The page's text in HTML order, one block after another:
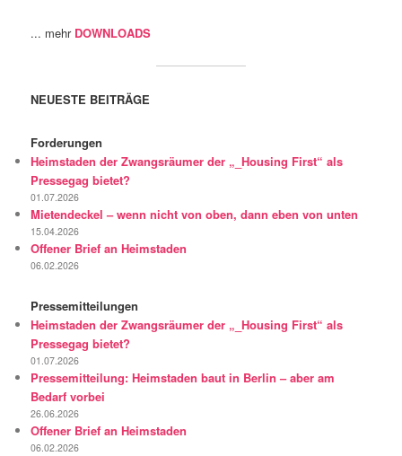
... mehr DOWNLOADS
NEUESTE BEITRÄGE
Forderungen
Heimstaden der Zwangsräumer der „_Housing First“ als
Pressegag bietet?
01.07.2026
Mietendeckel – wenn nicht von oben, dann eben von unten
15.04.2026
Offener Brief an Heimstaden
06.02.2026
Pressemitteilungen
Heimstaden der Zwangsräumer der „_Housing First“ als
Pressegag bietet?
01.07.2026
Pressemitteilung: Heimstaden baut in Berlin – aber am
Bedarf vorbei
26.06.2026
Offener Brief an Heimstaden
06.02.2026